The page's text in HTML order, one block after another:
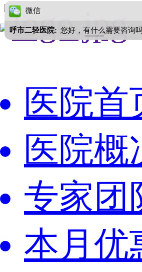
医院首
医院概
专家团
本月优
微信
呼市二轻医院: 您好，有什么需要咨询